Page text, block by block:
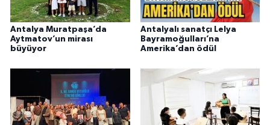
Antalya Muratpaşa’da
Aytmatov’un mirası
büyüyor
Antalyalı sanatçı Lelya
Bayramoğulları’na
Amerika’dan ödül